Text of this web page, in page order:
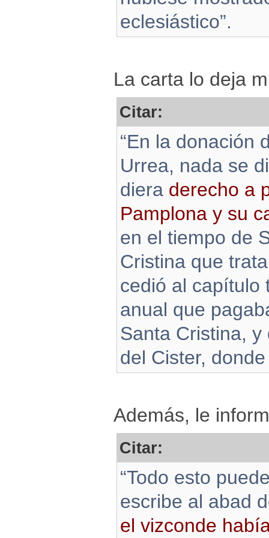
eclesiástico”.
La carta lo deja
Citar:
“En la donación
Urrea, nada se
diera derecho a
Pamplona y su
en el tiempo de
Cristina que
cedió al capítulo
anual que
Santa Cristina,
del Cister,
Además, le
Citar:
“Todo esto
escribe al abad
el vizconde